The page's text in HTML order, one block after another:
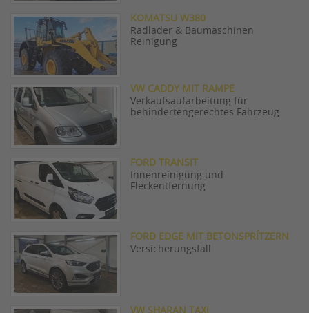
KOMATSU W380
Radlader & Baumaschinen
Reinigung
VW CADDY MIT RAMPE
Verkaufsaufarbeitung für
behindertengerechtes Fahrzeug
FORD TRANSIT
Innenreinigung und
Fleckentfernung
FORD EDGE MIT BETONSPRÍTZERN
Versicherungsfall
VW SHARAN TAXI